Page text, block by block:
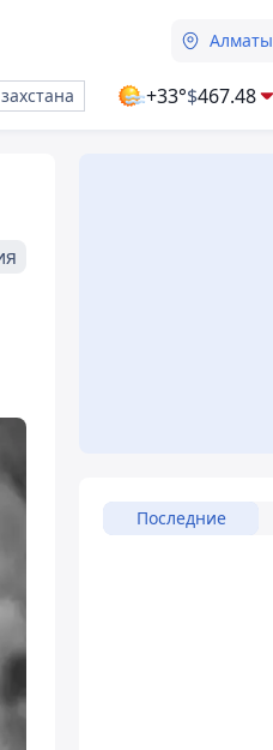
Алматы
+33°$467.48
Последние